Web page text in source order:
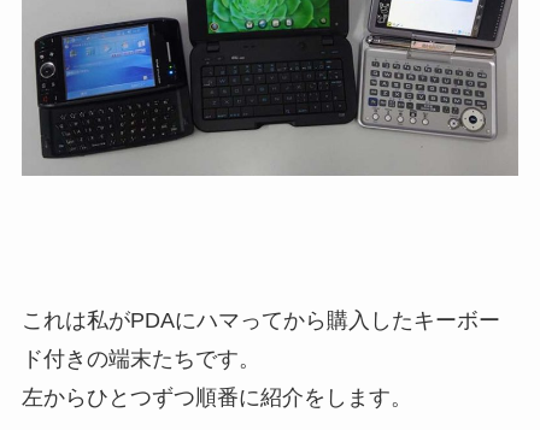
これは私がPDAにハマってから購入したキーボー
ド付きの端末たちです。
左からひとつずつ順番に紹介をします。